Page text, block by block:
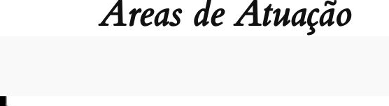
Áreas de Atuação